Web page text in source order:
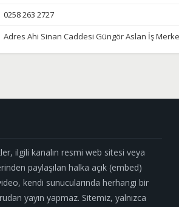
0258 263 2727
Adres Ahi Sinan Caddesi Güngör Aslan İş
ilgili kanalın resmi web sitesi veya
paylaşılan halka açık (embed)
kendi sunucularında herhangi bir
yayın yapmaz. Sitemiz, yalnızca